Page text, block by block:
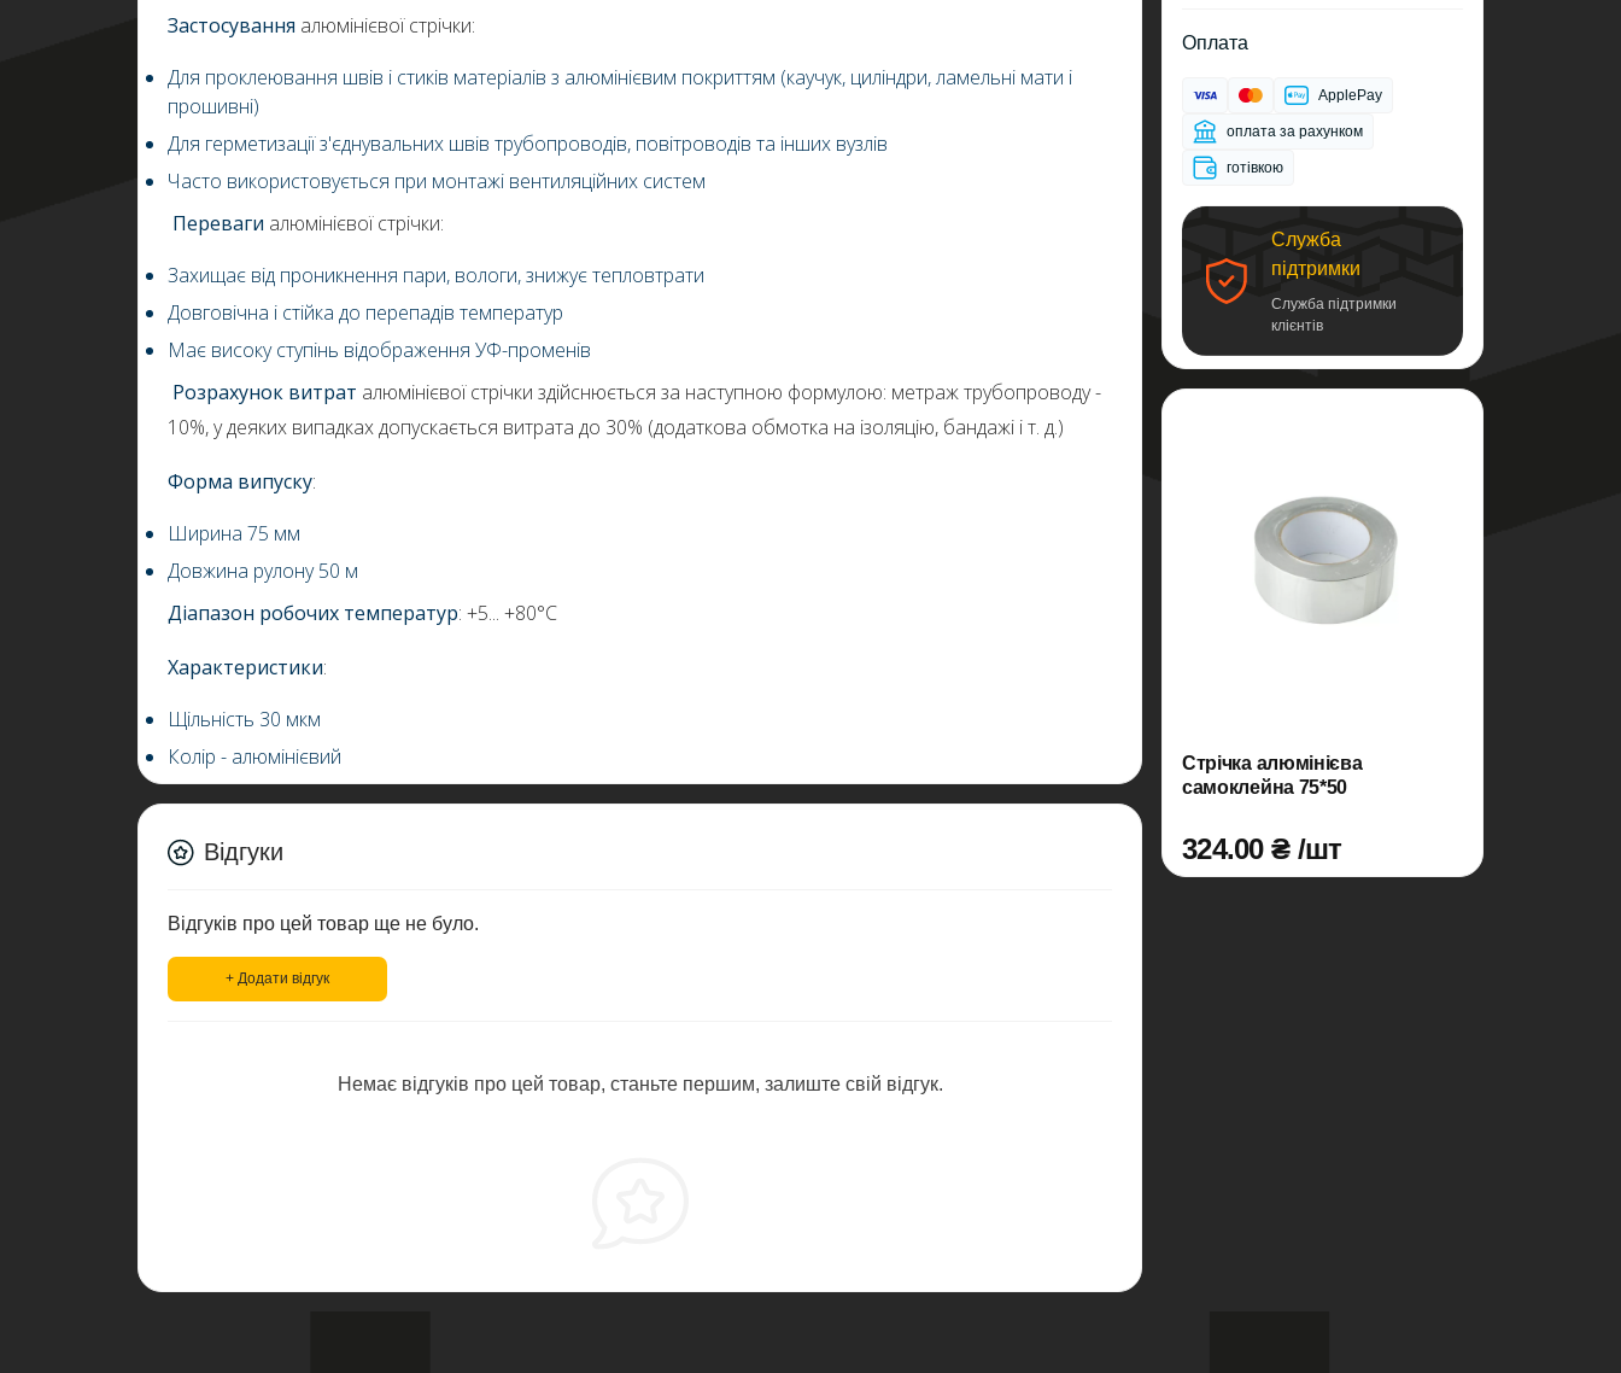
Оплата
ApplePay
оплата за рахунком
готівкою
Служба
підтримки
Служба підтримки
клієнтів
Стрічка алюмінієва
самоклейна 75*50
324.00 ₴ /шт
Застосування алюмінієвої стрічки:
Для проклеювання швів і стиків матеріалів з алюмінієвим покриттям (каучук, циліндри, ламельні мати і
прошивні)
Для герметизації з'єднувальних швів трубопроводів, повітроводів та інших вузлів
Часто використовується при монтажі вентиляційних систем
Переваги алюмінієвої стрічки:
Захищає від проникнення пари, вологи, знижує тепловтрати
Довговічна і стійка до перепадів температур
Має високу ступінь відображення УФ-променів
Розрахунок витрат алюмінієвої стрічки здійснюється за наступною формулою: метраж трубопроводу -
10%, у деяких випадках допускається витрата до 30% (додаткова обмотка на ізоляцію, бандажі і т. д.)
Форма випуску:
Ширина 75 мм
Довжина рулону 50 м
Діапазон робочих температур: +5... +80°С
Характеристики:
Щільність 30 мкм
Колір - алюмінієвий
Відгуки
Відгуків про цей товар ще не було.
+ Додати відгук
Немає відгуків про цей товар, станьте першим, залиште свій відгук.